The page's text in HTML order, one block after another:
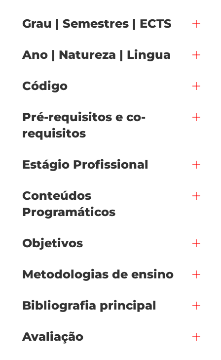
Grau | Semestres | ECTS
Ano | Natureza | Lingua
Código
Pré-requisitos e co-
requisitos
Estágio Profissional
Conteúdos
Programáticos
Objetivos
Metodologias de ensino
Bibliografia principal
Avaliação